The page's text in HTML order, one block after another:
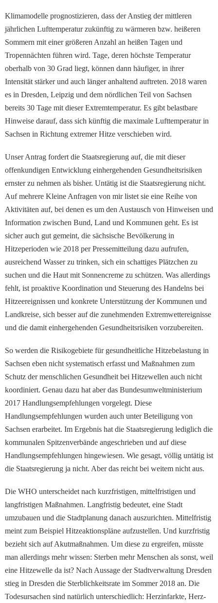
Klimamodelle prognostizieren, dass der Anstieg der mittleren
jährlichen Lufttemperatur zukünftig zu wärmeren bzw. heißeren
Sommern mit einer größeren Anzahl an heißen Tagen und
Tropennächten führen wird. Tage, deren höchste Temperatur
oberhalb von 30 Grad liegt, können dann häufiger, in ihrer
Intensität stärker und auch länger anhaltend auftreten. 2018 waren
es in Dresden, Leipzig und dem nördlichen Teil von Sachsen
bereits 30 Tage mit dieser Extremtemperatur. Es gibt belastbare
Hinweise darauf, dass sich künftig die maximale Lufttemperatur in
Sachsen in Richtung extremer Hitze verschieben wird.
Unser Antrag fordert die Staatsregierung auf, die mit dieser
offenkundigen Entwicklung einhergehenden Gesundheitsrisiken
ernster zu nehmen als bisher. Untätig ist die Staatsregierung nicht.
Auf mehrere Kleine Anfragen von mir listet sie eine Reihe von
Aktivitäten auf, bei denen es um den Austausch von Hinweisen und
Information zwischen Bund, Land und Kommunen geht. Es ist
sicher auch gut gemeint, die sächsische Bevölkerung in
Hitzeperioden wie 2018 per Pressemitteilung dazu aufrufen,
ausreichend Wasser zu trinken, sich ein schattiges Plätzchen zu
suchen und die Haut mit Sonnencreme zu schützen. Was allerdings
fehlt, ist proaktive Koordination und Steuerung des Handelns bei
Hitzeereignissen und konkrete Unterstützung der Kommunen und
Landkreise, sich besser auf die zunehmenden Extremwettereignisse
und die damit einhergehenden Gesundheitsrisiken vorzubereiten.
So werden die Risikogebiete für gesundheitliche Hitzebelastung in
Sachsen eben nicht systematisch erfasst und Maßnahmen zum
Schutz der menschlichen Gesundheit bei Hitzewellen auch nicht
koordiniert. Genau dazu hat aber das Bundesumweltministerium
2017 Handlungsempfehlungen vorgelegt. Diese
Handlungsempfehlungen wurden auch unter Beteiligung von
Sachsen erarbeitet. Im Ergebnis hat die Staatsregierung lediglich die
kommunalen Spitzenverbände angeschrieben und auf diese
Handlungsempfehlungen hingewiesen. Wie gesagt, völlig untätig ist
die Staatsregierung ja nicht. Aber das reicht bei weitem nicht aus.
Die WHO unterscheidet nach kurzfristigen, mittelfristigen und
langfristigen Maßnahmen. Langfristig bedeutet, eine Stadt
umzubauen und die Stadtplanung danach auszurichten. Mittelfristig
meint zum Beispiel Hitzeaktionspläne aufzustellen. Und kurzfristig
bezieht sich auf Akutmaßnahmen. Um diese zu ergreifen, müsste
man allerdings mehr wissen: Sterben mehr Menschen als sonst, weil
eine Hitzewelle da ist? Nach Aussage der Stadtverwaltung Dresden
stieg in Dresden die Sterblichkeitsrate im Sommer 2018 an. Die
Todesursachen sind natürlich unterschiedlich: Herzinfarkte, Herz-